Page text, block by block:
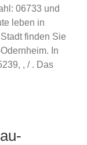
06733 und
leben in
finden Sie
In
, / . Das